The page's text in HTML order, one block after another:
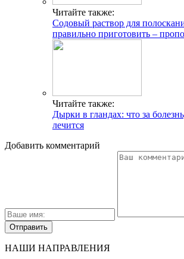
Читайте также:
Содовый раствор для
правильно приготовить –
Читайте также:
Дырки в гландах: что за
лечится
Добавить комментарий
НАШИ НАПРАВЛЕНИЯ